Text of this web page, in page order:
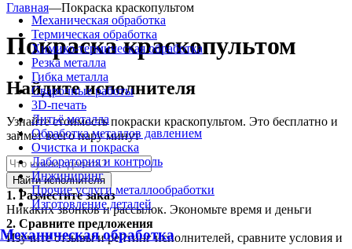
Механическая обработка
Термическая обработка
Химико-термическая обработка
Резка металла
Гибка металла
Сварочные работы
3D-печать
Литьё металла
Обработка металлов давлением
Очистка и покраска
Лаборатория и контроль
Инжиниринг
Прочие услуги металлообработки
Изготовление деталей
Механическая обработка
Главная—Покраска краскопультом
Покраска краскопультом
Найдите исполнителя
Узнайте стоимость покраски краскопультом. Это бесплатно и
займет всего пару минут
Найти исполнителя
1. Разместите заказ
Никаких звонков и рассылок. Экономьте время и деньги
2. Сравните предложения
Изучите отзывы и рейтинг исполнителей, сравните условия и